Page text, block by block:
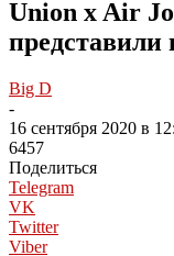
Union x Air
Big D
-
16 сентября 2020 в
6457
Поделиться
Telegram
VK
Twitter
Viber